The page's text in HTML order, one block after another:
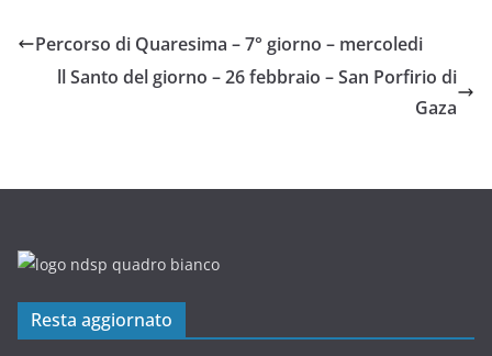
Percorso di Quaresima – 7° giorno – mercoledi
ll Santo del giorno – 26 febbraio – San Porfirio di
Gaza
Resta aggiornato